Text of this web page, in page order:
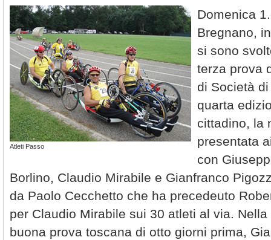
Atleti Passo
Domenica
Bregnano,
si sono
terza prova
di Società
quarta
cittadino, la
presentata
con
Borlino, Claudio Mirabile e Gianfranco
da Paolo Cecchetto che ha precedeuto
per Claudio Mirabile sui 30 atleti al via.
buona prova toscana di otto giorni prima,